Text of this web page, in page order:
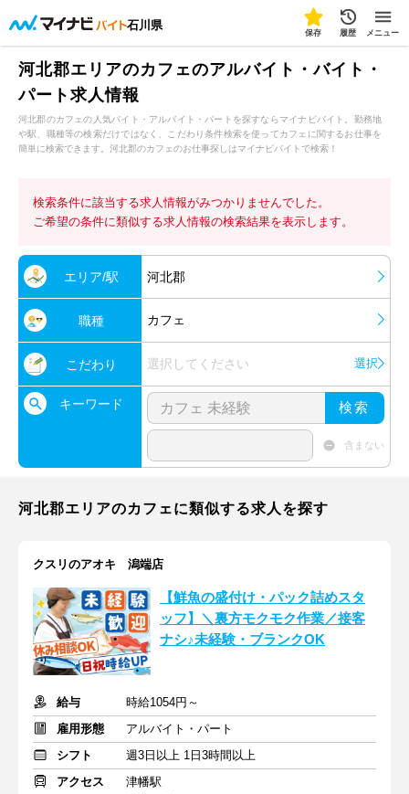
石川県
保存 履歴 メニュー
河北郡エリアのカフェのアルバイト・バイト・
パート求人情報
河北郡のカフェの人気バイト・アルバイト・パートを探すならマイナビバイト。勤務地
や駅、職種等の検索だけではなく、こだわり条件検索を使ってカフェに関するお仕事を
簡単に検索できます。河北郡のカフェのお仕事探しはマイナビバイトで検索！
検索条件に該当する求人情報がみつかりませんでした。
ご希望の条件に類似する求人情報の検索結果を表示します。
エリア/駅 河北郡
職種 カフェ
こだわり 選択してください 選択
キーワード 検索
含まない
河北郡エリアのカフェに類似する求人を探す
クスリのアオキ 潟端店
【鮮魚の盛付け・パック詰めスタ
ッフ】＼裏方モクモク作業／接客
ナシ♪未経験・ブランクOK
給与
時給1054円～
雇用形態
アルバイト・パート
シフト
週3日以上 1日3時間以上
アクセス
津幡駅